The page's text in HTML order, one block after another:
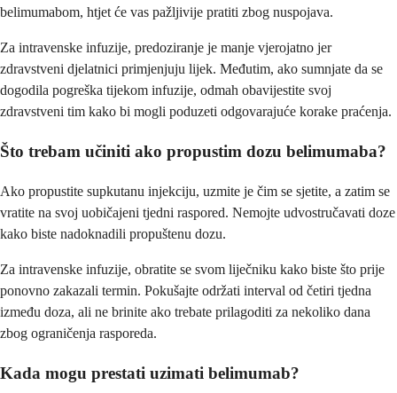
belimumabom, htjet će vas pažljivije pratiti zbog nuspojava.
Za intravenske infuzije, predoziranje je manje vjerojatno jer
zdravstveni djelatnici primjenjuju lijek. Međutim, ako sumnjate da se
dogodila pogreška tijekom infuzije, odmah obavijestite svoj
zdravstveni tim kako bi mogli poduzeti odgovarajuće korake praćenja.
Što trebam učiniti ako propustim dozu belimumaba?
Ako propustite supkutanu injekciju, uzmite je čim se sjetite, a zatim se
vratite na svoj uobičajeni tjedni raspored. Nemojte udvostručavati doze
kako biste nadoknadili propuštenu dozu.
Za intravenske infuzije, obratite se svom liječniku kako biste što prije
ponovno zakazali termin. Pokušajte održati interval od četiri tjedna
između doza, ali ne brinite ako trebate prilagoditi za nekoliko dana
zbog ograničenja rasporeda.
Kada mogu prestati uzimati belimumab?